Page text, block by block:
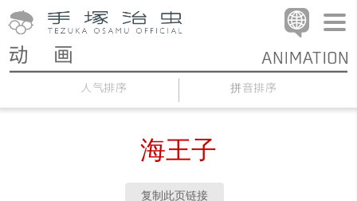
人气排序 拼音排序
海王子
复制此页链接